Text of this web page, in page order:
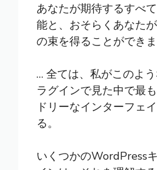
あなたが期待するすべ
能と、おそらくあなた
の束を得ることができま
… 全ては、私がこのよ
ラグインで見た中で最
ドリーなインターフェ
る。
いくつかのWordPress